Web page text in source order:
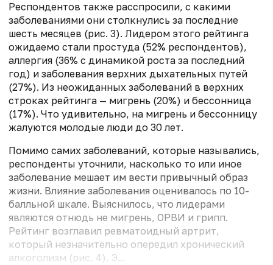
Респондентов также расспросили, с какими
заболеваниями они столкнулись за последние
шесть месяцев (рис. 3). Лидером этого рейтинга
ожидаемо стали простуда (52% респондентов),
аллергия (36% с динамикой роста за последний
год) и заболевания верхних дыхательных путей
(27%). Из неожиданных заболеваний в верхних
строках рейтинга — мигрень (20%) и бессонница
(17%). Что удивительно, на мигрень и бессонницу
жалуются молодые люди до 30 лет.
Помимо самих заболеваний, которые назывались,
респонденты уточнили, насколько то или иное
заболевание мешает им вести привычный образ
жизни. Влияние заболевания оценивалось по 10-
балльной шкале. Выяснилось, что лидерами
являются отнюдь не мигрень, ОРВИ и грипп.
Рейтинг возглавил ревматоидный артрит,
который незначительно опередил хронический
алкоголизм (рис. 4). Э...